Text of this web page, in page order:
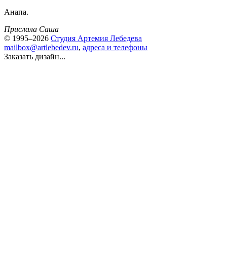
Анапа.
Прислала Саша
© 1995–2026 Студия Артемия Лебедева
mailbox@artlebedev.ru, адреса и телефоны
Заказать дизайн...